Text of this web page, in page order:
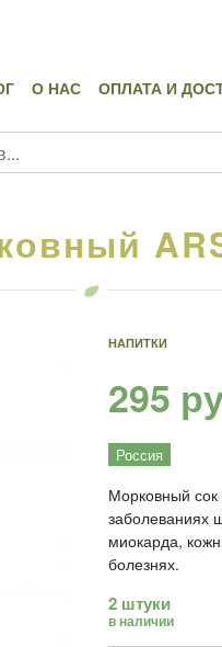
О НАС ОПЛАТА И
НАПИТКИ
295
Россия
Морковный сок
заболеваниях
миокарда,
болезнях.
2 штуки
в наличии